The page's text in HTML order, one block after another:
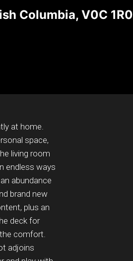
Columbia, V0C 1R0
at home.
space,
living room
endless ways
abundance
brand new
plus an
deck for
comfort.
adjoins